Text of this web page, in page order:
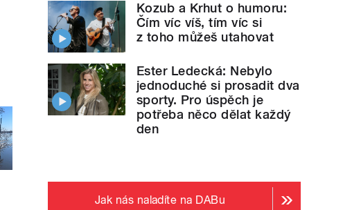
Kozub a Krhut o humoru:
Čím víc víš, tím víc si
z toho můžeš utahovat
Ester Ledecká: Nebylo
jednoduché si prosadit dva
sporty. Pro úspěch je
potřeba něco dělat každý
den
Jak nás naladíte na DABu